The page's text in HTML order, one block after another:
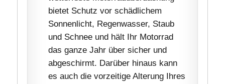
bietet Schutz vor schädlichem
Sonnenlicht, Regenwasser, Staub
und Schnee und hält Ihr Motorrad
das ganze Jahr über sicher und
abgeschirmt. Darüber hinaus kann
es auch die vorzeitige Alterung Ihres